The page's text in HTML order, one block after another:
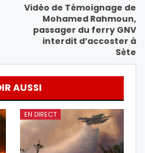
Vidéo de Témoignage de
Mohamed Rahmoun,
passager du ferry GNV
interdit d’accoster à
Sète
AUSSI
EN DIRECT